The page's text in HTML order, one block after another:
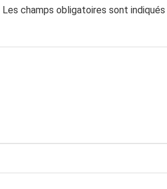
Les champs obligatoires sont